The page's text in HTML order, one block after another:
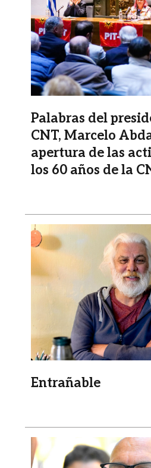
Palabras del
CNT, Marcelo
apertura de las
los 60 años de la
Imagen
Entrañable
Imagen